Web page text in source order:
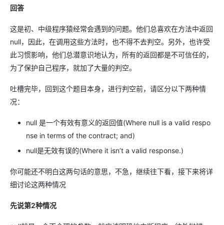
回答
这是初、中级程序猿经常会遇到的问题。他们总喜欢在方法中返回
null，因此，在调用这些方法时，也不得不去判空。另外，也许受
此习惯影响，他们总潜意识地认为，所有的返回都是不可信任的，
为了保护自己程序，就加了大量的判空。
吐槽完毕，回到这个题目本身，进行判空前，请区分以下两种情
况：
null 是一个有效有意义的返回值(Where null is a valid respo
nse in terms of the contract; and)
null是无效有误的(Where it isn’t a valid response.)
你可能还不明白这两句话的意思，不急，继续往下看，接下来将详
细讨论这两种情况
先说第2种情况